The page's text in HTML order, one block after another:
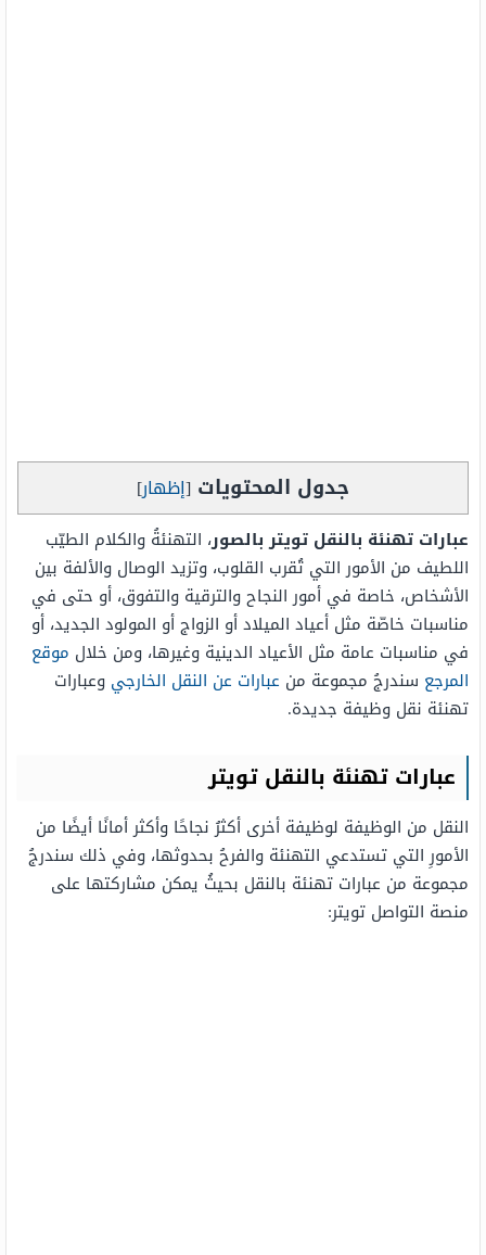
جدول المحتويات [إظهار]
عبارات تهنئة بالنقل تويتر بالصور، التهنئةُ والكلام الطيّب
اللطيف من الأمور التي تُقرب القلوب، وتزيد الوصال والألفة بين
الأشخاص، خاصة في أمور النجاح والترقية والتفوق، أو حتى في
مناسبات خاصّة مثل أعياد الميلاد أو الزواج أو المولود الجديد، أو
في مناسبات عامة مثل الأعياد الدينية وغيرها، ومن خلال موقع
المرجع سندرجُ مجموعة من عبارات عن النقل الخارجي وعبارات
تهنئة نقل وظيفة جديدة.
عبارات تهنئة بالنقل تويتر
النقل من الوظيفة لوظيفة أخرى أكثرُ نجاحًا وأكثر أمانًا أيضًا من
الأمورِ التي تستدعي التهنئة والفرحُ بحدوثها، وفي ذلك سندرجُ
مجموعة من عبارات تهنئة بالنقل بحيثُ يمكن مشاركتها على
منصة التواصل تويتر: